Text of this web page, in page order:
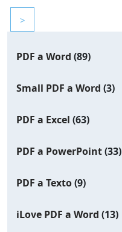
>
PDF a Word (89)
Small PDF a Word (3)
PDF a Excel (63)
PDF a PowerPoint(33)
PDF a Texto(9)
iLove PDF a Word (13)